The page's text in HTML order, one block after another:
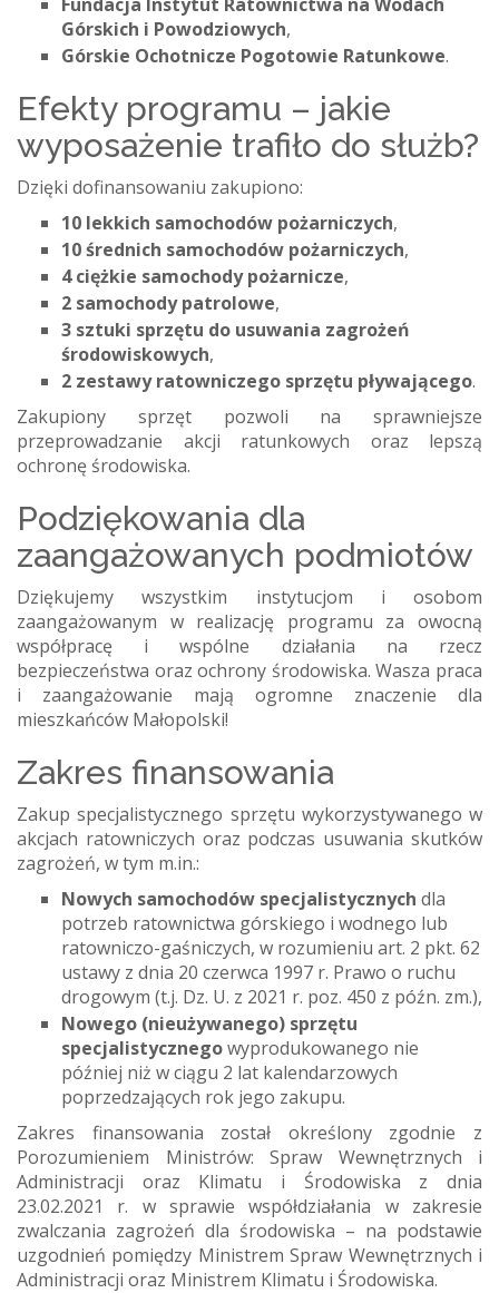
Górskich i Powodziowych,
Górskie Ochotnicze Pogotowie Ratunkowe.
Efekty programu – jakie
wyposażenie trafiło do służb?
Dzięki dofinansowaniu zakupiono:
10 lekkich samochodów pożarniczych,
10 średnich samochodów pożarniczych,
4 ciężkie samochody pożarnicze,
2 samochody patrolowe,
3 sztuki sprzętu do usuwania zagrożeń
środowiskowych,
2 zestawy ratowniczego sprzętu pływającego.
Zakupiony sprzęt pozwoli na sprawniejsze
przeprowadzanie akcji ratunkowych oraz lepszą
ochronę środowiska.
Podziękowania dla
zaangażowanych podmiotów
Dziękujemy wszystkim instytucjom i osobom
zaangażowanym w realizację programu za owocną
współpracę i wspólne działania na rzecz
bezpieczeństwa oraz ochrony środowiska. Wasza praca
i zaangażowanie mają ogromne znaczenie dla
mieszkańców Małopolski!
Zakres finansowania
Zakup specjalistycznego sprzętu wykorzystywanego w
akcjach ratowniczych oraz podczas usuwania skutków
zagrożeń, w tym m.in.:
Nowych samochodów specjalistycznych dla
potrzeb ratownictwa górskiego i wodnego lub
ratowniczo-gaśniczych, w rozumieniu art. 2 pkt. 62
ustawy z dnia 20 czerwca 1997 r. Prawo o ruchu
drogowym (t.j. Dz. U. z 2021 r. poz. 450 z późn. zm.),
Nowego (nieużywanego) sprzętu
specjalistycznegowyprodukowanego nie
później niż w ciągu 2 lat kalendarzowych
poprzedzających rok jego zakupu.
Zakres finansowania został określony zgodnie z
Porozumieniem Ministrów: Spraw Wewnętrznych i
Administracji oraz Klimatu i Środowiska z dnia
23.02.2021 r. w sprawie współdziałania w zakresie
zwalczania zagrożeń dla środowiska – na podstawie
uzgodnień pomiędzy Ministrem Spraw Wewnętrznych i
Administracji oraz Ministrem Klimatu i Środowiska.